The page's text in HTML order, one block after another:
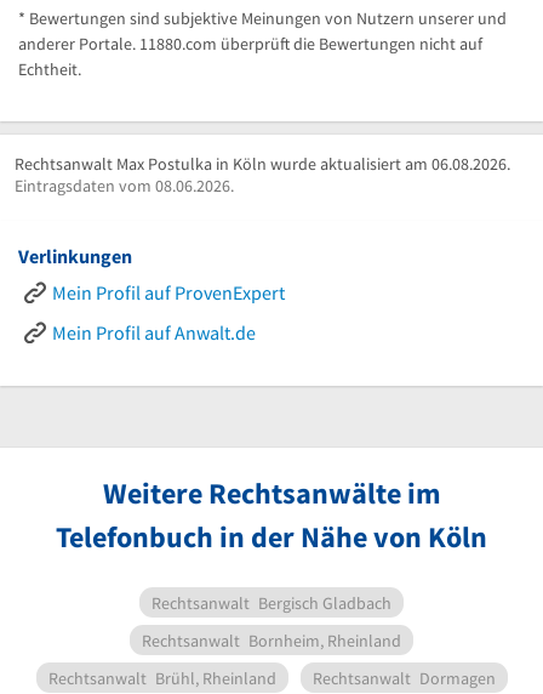
* Bewertungen sind subjektive Meinungen von Nutzern unserer und
anderer Portale. 11880.com überprüft die Bewertungen nicht auf
Echtheit.
Rechtsanwalt Max Postulka in Köln wurde aktualisiert am 06.08.2026.
Eintragsdaten vom 08.06.2026.
Verlinkungen
Mein Profil auf ProvenExpert
Mein Profil auf Anwalt.de
Weitere Rechtsanwälte im
Telefonbuch in der Nähe von Köln
Rechtsanwalt Bergisch Gladbach
Rechtsanwalt Bornheim, Rheinland
Rechtsanwalt Brühl, Rheinland Rechtsanwalt Dormagen